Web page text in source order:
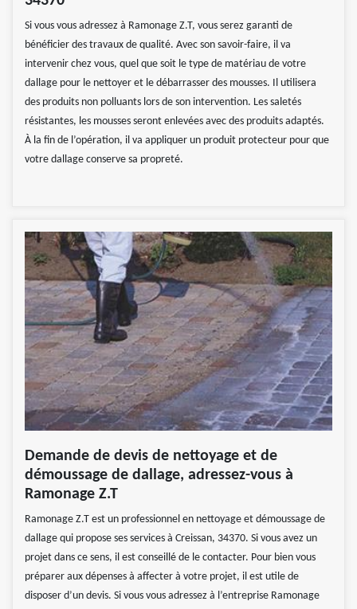
Si vous vous adressez à Ramonage Z.T, vous serez garanti de
bénéficier des travaux de qualité. Avec son savoir-faire, il va
intervenir chez vous, quel que soit le type de matériau de votre
dallage pour le nettoyer et le débarrasser des mousses. Il utilisera
des produits non polluants lors de son intervention. Les saletés
résistantes, les mousses seront enlevées avec des produits adaptés.
À la fin de l’opération, il va appliquer un produit protecteur pour que
votre dallage conserve sa propreté.
Demande de devis de nettoyage et de
démoussage de dallage, adressez-vous à
Ramonage Z.T
Ramonage Z.T est un professionnel en nettoyage et démoussage de
dallage qui propose ses services à Creissan, 34370. Si vous avez un
projet dans ce sens, il est conseillé de le contacter. Pour bien vous
préparer aux dépenses à affecter à votre projet, il est utile de
disposer d’un devis. Si vous vous adressez à l’entreprise Ramonage